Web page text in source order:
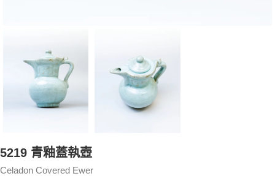
5219 青釉蓋執壺
Celadon Covered Ewer